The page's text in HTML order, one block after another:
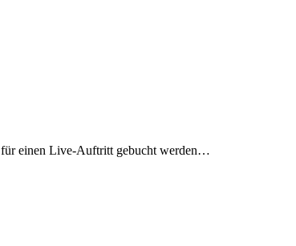
einen Live-Auftritt gebucht werden…